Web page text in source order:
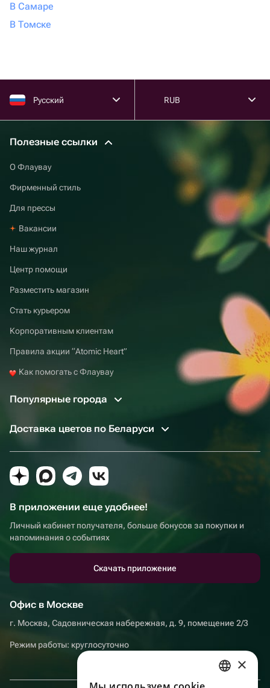
В Самаре
В Томске
Русский RUB
Полезные ссылки
О Флаувау
Фирменный стиль
Для прессы
Вакансии
Наш журнал
Центр помощи
Разместить магазин
Стать курьером
Корпоративным клиентам
Правила акции “Atomic Heart”
Как помогать с Флаувау
Популярные города
Доставка цветов по Беларуси
В приложении еще удобнее!
Личный кабинет получателя, больше бонусов за покупки и
напоминания о событиях
Скачать приложение
Офис в Москве
г. Москва, Садовническая набережная, д. 9, помещение 2/3
Режим работы: круглосуточно
×